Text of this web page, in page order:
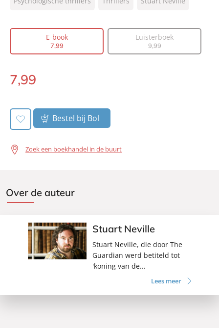
Prijs:
7,99
Aantal pagina's:
Uitgever:
A.W. Bruna Uitgevers
E-book
7,99
Luisterboek
9,99
E-
7,99
Bestel bij Bol
Zoek een boekhandel in de buurt
Over de auteur
Stuart Neville
Stuart Neville, die door The
Guardian werd betiteld tot
'koning van de...
Lees meer